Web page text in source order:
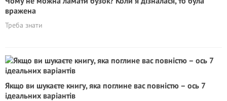
вражена
Треба знати
Якщо ви шукаєте книгу, яка поглине вас повністю – ось 7
ідеальних варіантів